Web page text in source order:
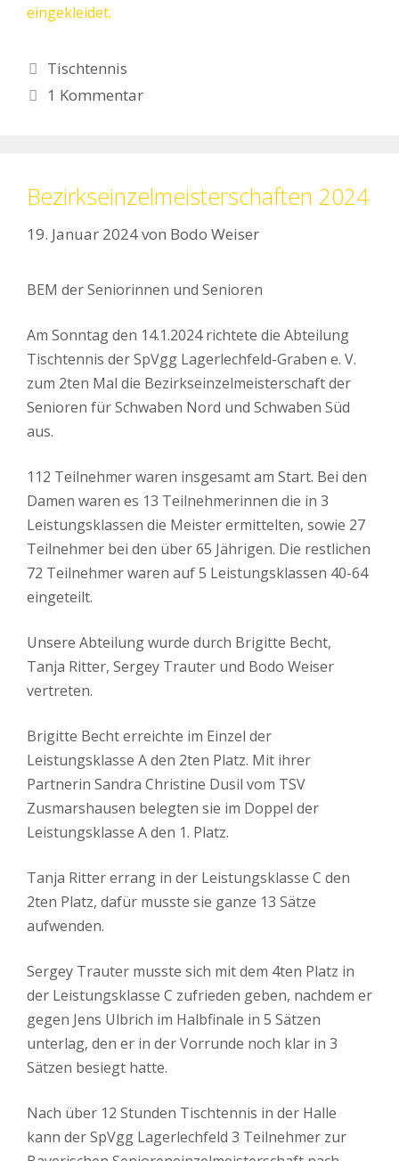
Kategorien
Tischtennis
1 Kommentar
Bezirkseinzelmeisterschaften 2024
19. Januar 2024von Bodo Weiser
BEM der Seniorinnen und Senioren
Am Sonntag den 14.1.2024 richtete die Abteilung
Tischtennis der SpVgg Lagerlechfeld-Graben e. V.
zum 2ten Mal die Bezirkseinzelmeisterschaft der
Senioren für Schwaben Nord und Schwaben Süd
aus.
112 Teilnehmer waren insgesamt am Start. Bei den
Damen waren es 13 Teilnehmerinnen die in 3
Leistungsklassen die Meister ermittelten, sowie 27
Teilnehmer bei den über 65 Jährigen. Die restlichen
72 Teilnehmer waren auf 5 Leistungsklassen 40-64
eingeteilt.
Unsere Abteilung wurde durch Brigitte Becht,
Tanja Ritter, Sergey Trauter und Bodo Weiser
vertreten.
Brigitte Becht erreichte im Einzel der
Leistungsklasse A den 2ten Platz. Mit ihrer
Partnerin Sandra Christine Dusil vom TSV
Zusmarshausen belegten sie im Doppel der
Leistungsklasse A den 1. Platz.
Tanja Ritter errang in der Leistungsklasse C den
2ten Platz, dafür musste sie ganze 13 Sätze
aufwenden.
Sergey Trauter musste sich mit dem 4ten Platz in
der Leistungsklasse C zufrieden geben, nachdem er
gegen Jens Ulbrich im Halbfinale in 5 Sätzen
unterlag, den er in der Vorrunde noch klar in 3
Sätzen besiegt hatte.
Nach über 12 Stunden Tischtennis in der Halle
kann der SpVgg Lagerlechfeld 3 Teilnehmer zur